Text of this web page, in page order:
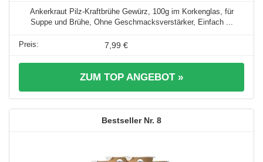
Ankerkraut Pilz-Kraftbrühe Gewürz, 100g im Korkenglas, für
Suppe und Brühe, Ohne Geschmacksverstärker, Einfach ...
7,99 €
ZUM TOP ANGEBOT »
8